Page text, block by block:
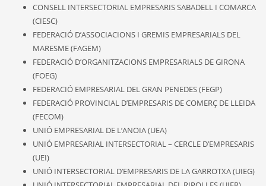
CONSELL INTERSECTORIAL EMPRESARIS SABADELL I COMARCA
(CIESC)
FEDERACIÓ D’ASSOCIACIONS I GREMIS EMPRESARIALS DEL
MARESME (FAGEM)
FEDERACIÓ D’ORGANITZACIONS EMPRESARIALS DE GIRONA
(FOEG)
FEDERACIÓ EMPRESARIAL DEL GRAN PENEDES (FEGP)
FEDERACIÓ PROVINCIAL D’EMPRESARIS DE COMERÇ DE LLEIDA
(FECOM)
UNIÓ EMPRESARIAL DE L’ANOIA (UEA)
UNIÓ EMPRESARIAL INTERSECTORIAL – CERCLE D’EMPRESARIS
(UEI)
UNIÓ INTERSECTORIAL D’EMPRESARIS DE LA GARROTXA (UIEG)